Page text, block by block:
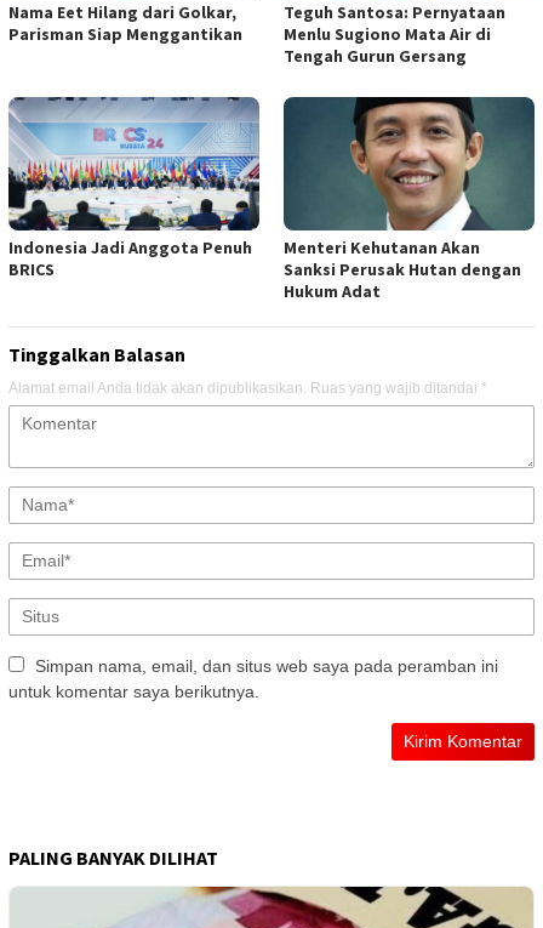
Nama Eet Hilang dari Golkar,
Parisman Siap Menggantikan
Teguh Santosa: Pernyataan
Menlu Sugiono Mata Air di
Tengah Gurun Gersang
Indonesia Jadi Anggota Penuh
BRICS
Menteri Kehutanan Akan
Sanksi Perusak Hutan dengan
Hukum Adat
Tinggalkan Balasan
Alamat email Anda tidak akan dipublikasikan. Ruas yang wajib ditandai *
Simpan nama, email, dan situs web saya pada peramban ini
untuk komentar saya berikutnya.
PALING BANYAK DILIHAT